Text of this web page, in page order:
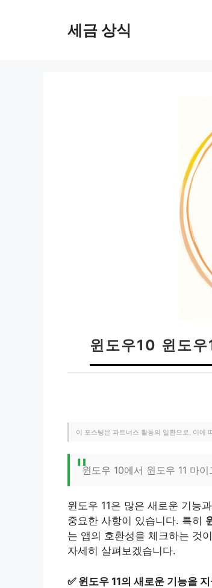
세금 상식
윈도우10 윈도
이 포스팅은 파트너스 활동의 일환으로, 이에
윈도우 10에서 윈도우 11 마
윈도우 11은 많은 새로운 기능
중요한 사항이 있습니다. 특히
는 앱의 호환성을 체크하는 것
자세히 살펴보겠습니다.
✅ 윈도우 11의 새로운 기능을